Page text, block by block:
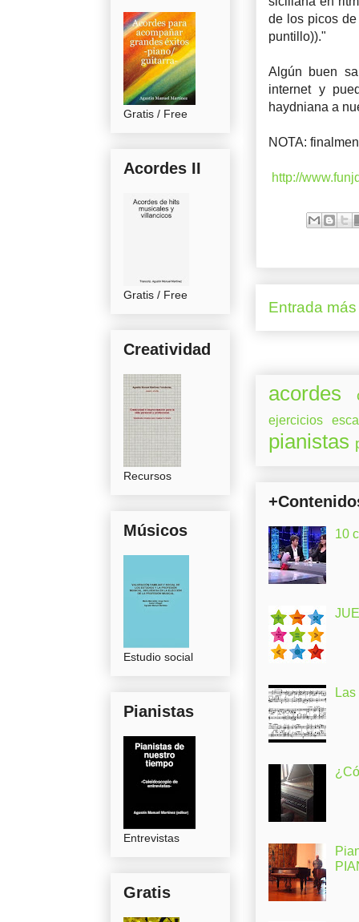
de los picos
puntillo))."
Algún buen
internet y
haydniana a
NOTA:
http://
Entrada
acordes
ejercicios
pianistas
10
Gratis / Free
Acordes II
Gratis / Free
Creatividad
Recursos
Músicos
Estudio social
Pianistas
Entrevistas
Gratis